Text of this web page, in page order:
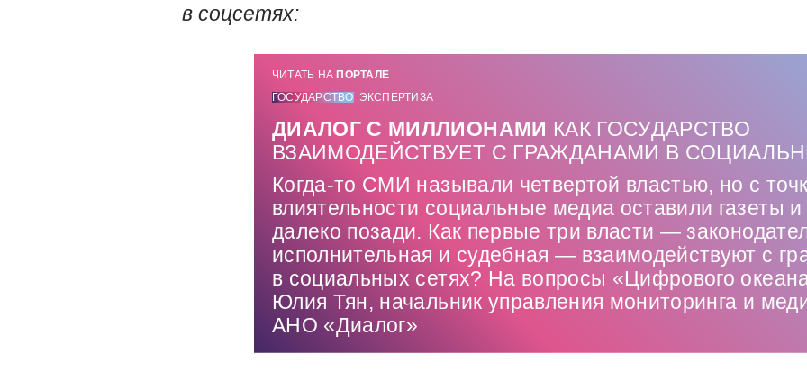
в соцсетях:
ЧИТАТЬ НАПОРТАЛЕ
ГОСУДАРСТВО ЭКСПЕРТИЗА
ДИАЛОГ С МИЛЛИОНАМИ КАК ГОСУДАРСТВО ​
ВЗАИМОДЕЙСТВУЕТ С ГРАЖДАНАМИ В
Когда-то СМИ называли четвертой властью, но с
влиятельности социальные медиа оставили газеты
далеко позади. Как первые три власти —
исполнительная и судебная — ​взаимодействуют с
в социальных сетях? На вопросы «Цифрового
Юлия Тян, начальник управления мониторинга и
АНО «Диалог»